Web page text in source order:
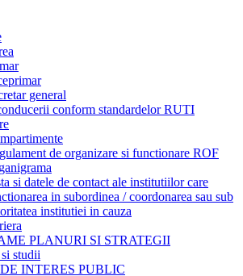
general
conform standardelor RUTI
de organizare si functionare ROF
si datele de contact ale institutiilor care
in subordinea / coordonarea sau sub
institutiei in cauza
PLANURI SI STRATEGII
studii
INTERES PUBLIC